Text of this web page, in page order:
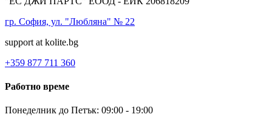
гр. София, ул. "Любляна" № 22
support at kolite.bg
+359 877 711 360
Работно време
Понеделник до Петък: 09:00 - 19:00